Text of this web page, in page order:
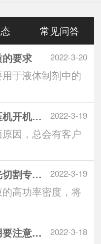
常见问答
2022-3-20
要求
于液体制剂中的
2022-3-19
长期未开的永磁变频空压机开机注意
因，总会有客户
2022-3-19
建议！激光行业选用激光切割专用空
高功率密度，将
2022-3-18
斯可络压缩机润滑油使用要注意什么